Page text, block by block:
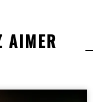
AIMER